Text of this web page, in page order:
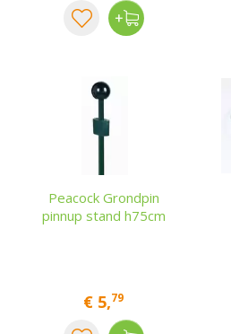
Peacock Grondpin
pinnup stand h75cm
€ 5,79